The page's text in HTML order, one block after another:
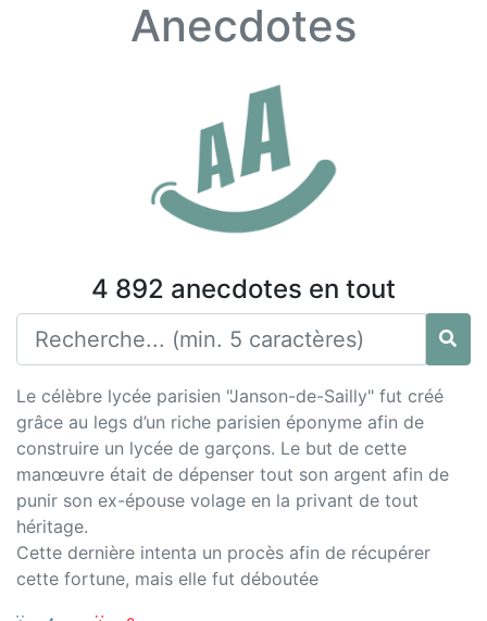
Anecdotes
4 892 anecdotes en tout
Le célèbre lycée parisien "Janson-de-Sailly" fut créé
grâce au legs d’un riche parisien éponyme afin de
construire un lycée de garçons. Le but de cette
manœuvre était de dépenser tout son argent afin de
punir son ex-épouse volage en la privant de tout
héritage.
Cette dernière intenta un procès afin de récupérer
cette fortune, mais elle fut déboutée